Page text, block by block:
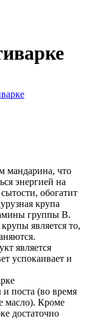
мандарина, что
энергией на
обогатит
крупа
группы В.
является то,
является
успокаивает и
поста (во время
масло). Кроме
достаточно